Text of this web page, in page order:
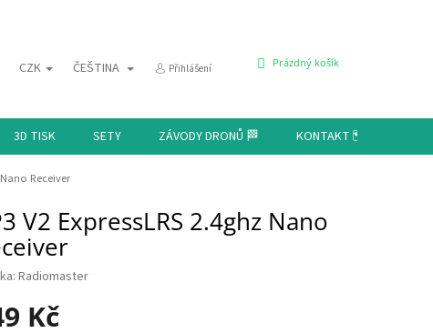
CZK
ČEŠTINA Přihlášení
NÁKUPNÍ
Prázdný košík
3D TISK SETY ZÁVODY DRONŮ 🏁 KONTAKT 🗺️
Nano Receiver
V2 ExpressLRS 2.4ghz Nano
Radiomaster
Kč